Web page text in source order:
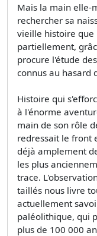
Mais la main elle-
rechercher sa
vieille histoire que
partiellement,
procure l'étude
connus au hasard
Histoire qui
à l'énorme
main de son rôle
redressait le front
déjà amplement
les plus
trace.
taillés nous livre
actuellement
paléolithique, qui
plus de 100 000